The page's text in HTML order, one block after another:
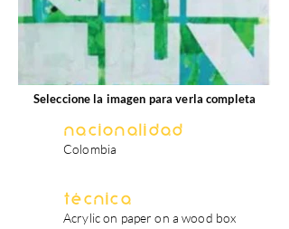
Seleccione la imagen para verla completa
Nacionalidad
Colombia
Técnica
Acrylic on paper on a wood box